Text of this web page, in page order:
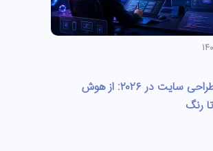
ترندهای طراحی سایت در ۲۰۲۶: از هوش
رنگ